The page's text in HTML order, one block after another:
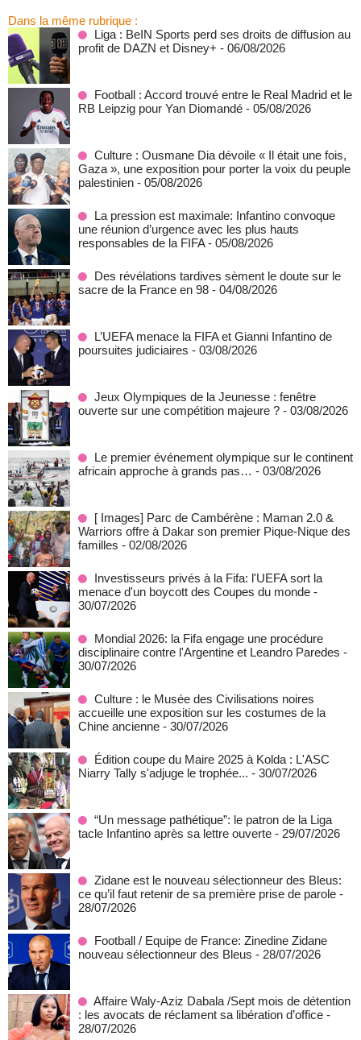
Dans la même rubrique :
Liga : BeIN Sports perd ses droits de diffusion au
profit de DAZN et Disney+ - 06/08/2026
Football : Accord trouvé entre le Real Madrid et le
RB Leipzig pour Yan Diomandé - 05/08/2026
Culture : Ousmane Dia dévoile « Il était une fois,
Gaza », une exposition pour porter la voix du peuple
palestinien - 05/08/2026
La pression est maximale: Infantino convoque
une réunion d’urgence avec les plus hauts
responsables de la FIFA - 05/08/2026
Des révélations tardives sèment le doute sur le
sacre de la France en 98 - 04/08/2026
L’UEFA menace la FIFA et Gianni Infantino de
poursuites judiciaires - 03/08/2026
Jeux Olympiques de la Jeunesse : fenêtre
ouverte sur une compétition majeure ? - 03/08/2026
Le premier événement olympique sur le continent
africain approche à grands pas… - 03/08/2026
[ Images] Parc de Cambérène : Maman 2.0 &
Warriors offre à Dakar son premier Pique-Nique des
familles - 02/08/2026
Investisseurs privés à la Fifa: l'UEFA sort la
menace d'un boycott des Coupes du monde -
30/07/2026
Mondial 2026: la Fifa engage une procédure
disciplinaire contre l'Argentine et Leandro Paredes -
30/07/2026
Culture : le Musée des Civilisations noires
accueille une exposition sur les costumes de la
Chine ancienne - 30/07/2026
Édition coupe du Maire 2025 à Kolda : L'ASC
Niarry Tally s'adjuge le trophée... - 30/07/2026
“Un message pathétique”: le patron de la Liga
tacle Infantino après sa lettre ouverte - 29/07/2026
Zidane est le nouveau sélectionneur des Bleus:
ce qu’il faut retenir de sa première prise de parole -
28/07/2026
Football / Equipe de France: Zinedine Zidane
nouveau sélectionneur des Bleus - 28/07/2026
Affaire Waly-Aziz Dabala /Sept mois de détention
: les avocats de réclament sa libération d’office -
28/07/2026